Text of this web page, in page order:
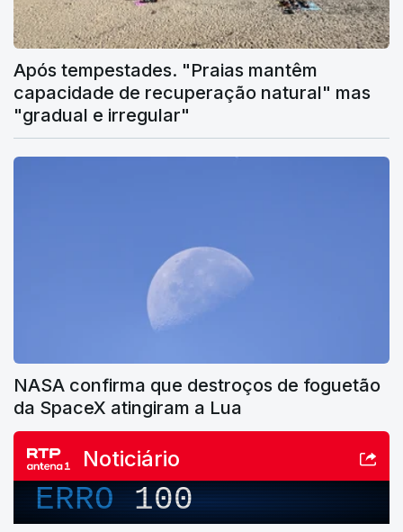
Após tempestades. "Praias mantêm
capacidade de recuperação natural" mas
"gradual e irregular"
NASA confirma que destroços de foguetão
da SpaceX atingiram a Lua
Noticiário
ERRO100